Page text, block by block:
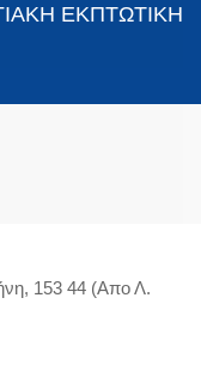
ΕΚΠΤΩΤΙΚΗ
153 44 (Απο Λ.